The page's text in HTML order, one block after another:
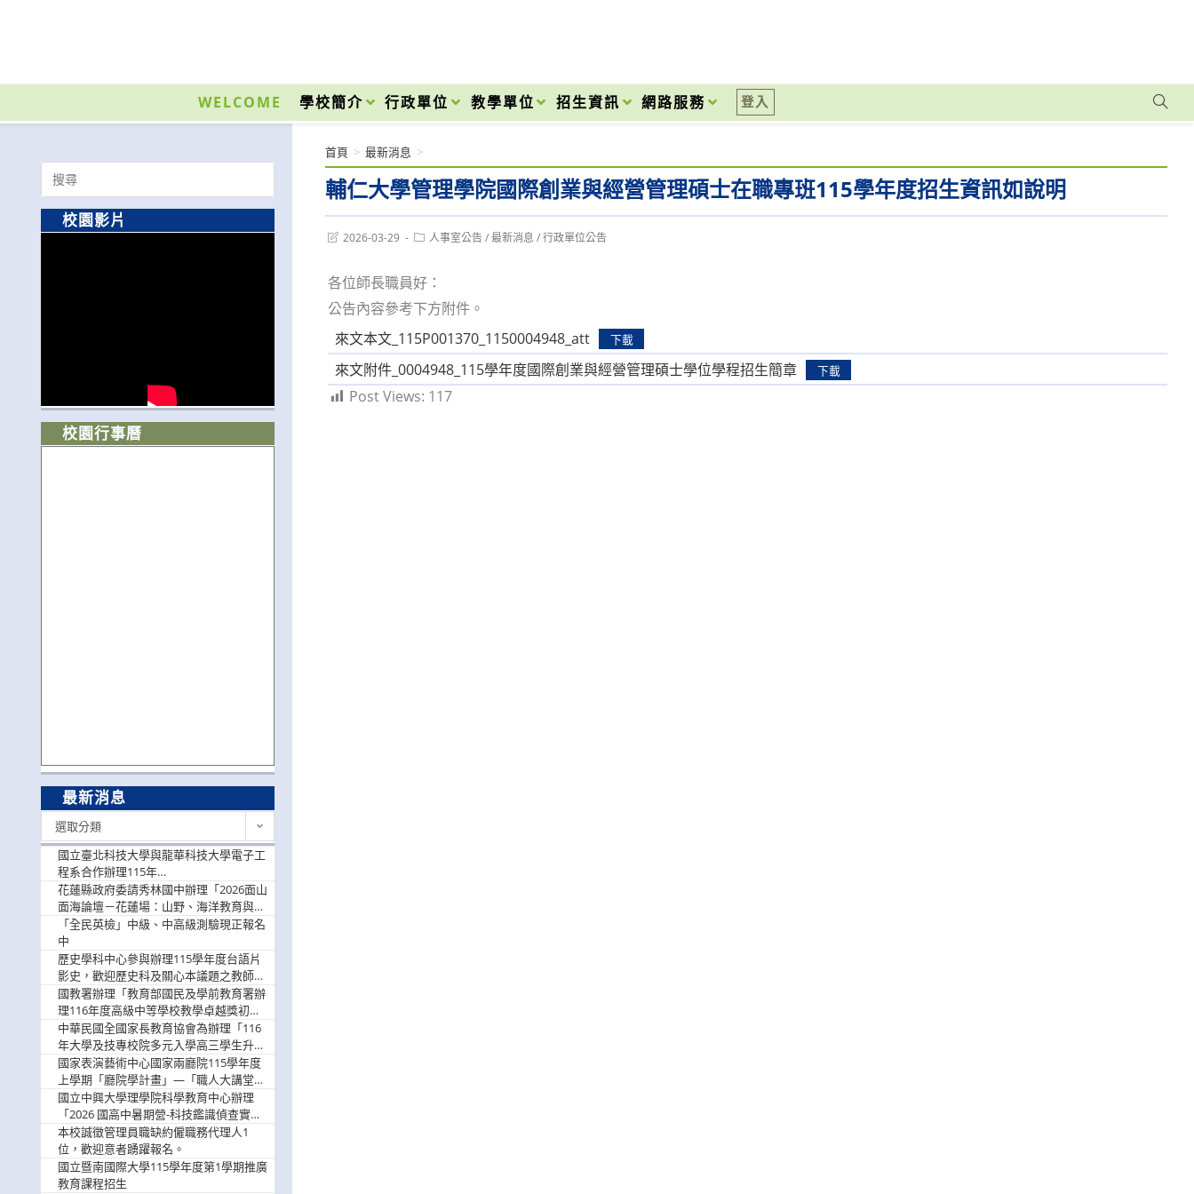
內
WELCOME 學校簡介 行政單位 教學單位 招生資訊 網路服務 登入
輔仁大學管理學院國際創業與經營管理碩士在職專班115學年度招生資訊如說明
首頁 > 最新消息 >
Post2026-03-29
Post人事室公告 / 最新消息 / 行政單位公告
各位師長職員好：
公告內容參考下方附件。
來文本文_115P001370_1150004948_att
下載
來文附件_0004948_115學年度國際創業與經營管理碩士學位學程招生簡章 下載
Post Views: 117
Search
for:
校園影片
校園行事曆
最新消息
選取分類
國立臺北科技大學與龍華科技大學電子工
程系合作辦理115年
「115.08.10~08.12「AI賦能應用於智慧半
導體研習營」，歡迎學生踴躍報名參加
花蓮縣政府委請秀林國中辦理「2026面山
面海論壇－花蓮場：山野、海洋教育與戶
外安全實務課程」，歡迎踴躍報名參加
「全民英檢」中級、中高級測驗現正報名
中
歷史學科中心參與辦理115學年度台語片
影史，歡迎歷史科及關心本議題之教師踴
躍報名參加
國教署辦理「教育部國民及學前教育署辦
理116年度高級中等學校教學卓越獎初選
實施計畫」，鼓勵教師踴躍報名
中華民國全國家長教育協會為辦理「116
年大學及技專校院多元入學高三學生升學
輔導家長說明會」
國家表演藝術中心國家兩廳院115學年度
上學期「廳院學計畫」—「職人大講堂」
及「一日體驗課程」，鼓勵踴躍報名參
與。
國立中興大學理學院科學教育中心辦理
「2026 國高中暑期營-科技鑑識偵查實戰
營」活動資訊，鼓勵學生踴躍報名參加。
本校誠徵管理員職缺約僱職務代理人1
位，歡迎意者踴躍報名。
國立暨南國際大學115學年度第1學期推廣
教育課程招生